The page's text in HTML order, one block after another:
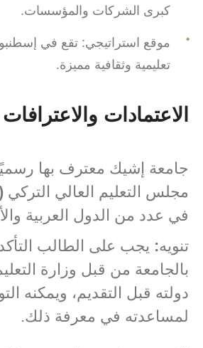
كبرى الشركات والمؤسسات.
موقع استراتيجي: تقع في
تعليمية وثقافية مميزة.
الاعتمادات
جامعة إشيك معترف بها
مجلس التعليم العالي التركي
في عدد من الدول العربية
تنويه: يجب على الطالب
بالجامعة من قبل وزارة
دولته قبل التقديم، ويمكنه
لمساعدته في معرفة ذلك.